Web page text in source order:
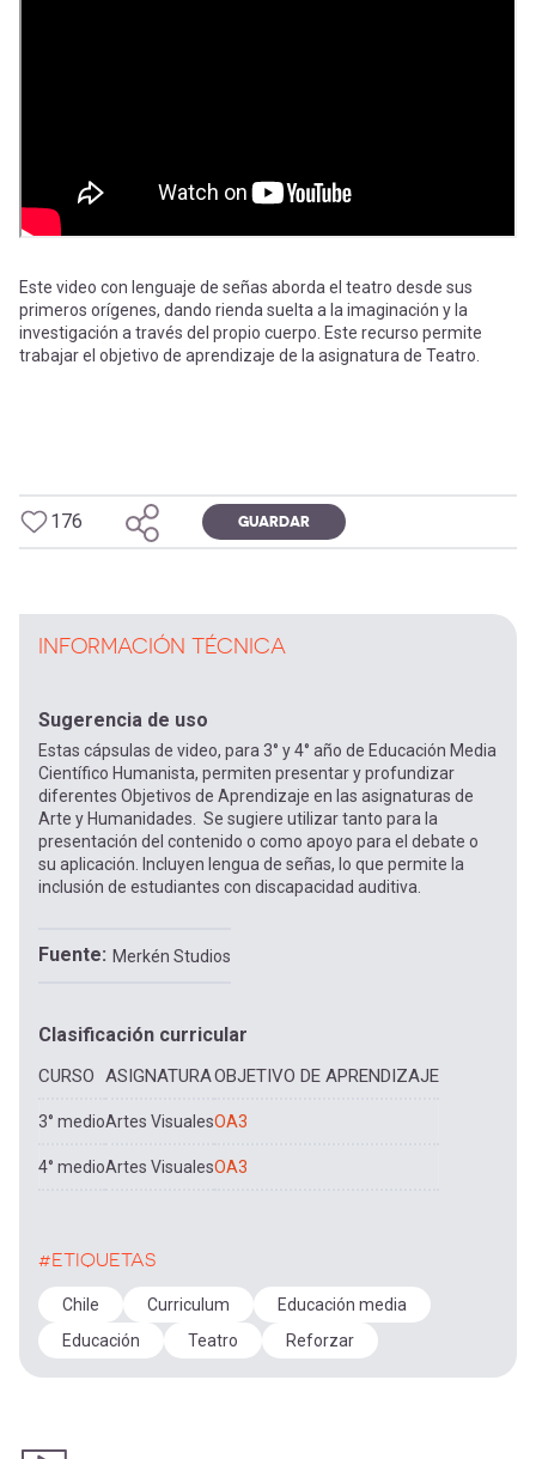
entrar
a
mi
Este video con lenguaje de señas aborda el teatro desde sus
primeros orígenes, dando rienda suelta a la imaginación y la
investigación a través del propio cuerpo. Este recurso permite
trabajar el objetivo de aprendizaje de la asignatura de Teatro.
176 GUARDAR
INFORMACIÓN TÉCNICA
Sugerencia de uso
Estas cápsulas de video, para 3° y 4° año de Educación Media
Científico Humanista, permiten presentar y profundizar
diferentes Objetivos de Aprendizaje en las asignaturas de
Arte y Humanidades. Se sugiere utilizar tanto para la
presentación del contenido o como apoyo para el debate o
su aplicación. Incluyen lengua de señas, lo que permite la
inclusión de estudiantes con discapacidad auditiva.
Fuente Merkén Studios
Clasificación curricular
CURSO ASIGNATURAOBJETIVO DE APRENDIZAJE
3° medioArtes VisualesOA3
4° medioArtes VisualesOA3
#ETIQUETAS
Chile Curriculum
Educación media
Educación
Teatro Reforzar